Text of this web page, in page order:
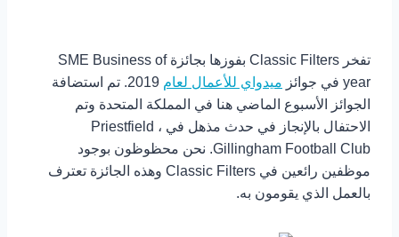
تفخر Classic Filters بفوزها بجائزة SME Business of
year في جوائز
ميدواي للأعمال لعام
2019. تم استضافة
الجوائز الأسبوع الماضي هنا في المملكة المتحدة وتم
الاحتفال بالإنجاز في حدث مذهل في Priestfield ،
Gillingham Football Club. نحن محظوظون بوجود
موظفين رائعين في Classic Filters وهذه الجائزة تعترف
بالعمل الذي يقومون به.